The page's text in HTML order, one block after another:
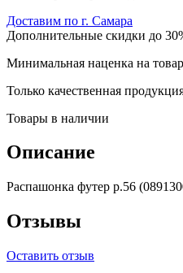
Доставим по г. Самара
Дополнительные скидки до
Минимальная наценка на товар
Только качественная
Товары в наличии
Описание
Распашонка футер р.56
Отзывы
Оставить отзыв